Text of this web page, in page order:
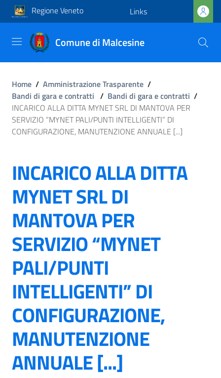
Regione Veneto Links
Comune di Malcesine
Home / Amministrazione Trasparente /
Bandi di gara e contratti / Bandi di gara e contratti /
INCARICO ALLA DITTA MYNET SRL DI MANTOVA PER
SERVIZIO “MYNET PALI/PUNTI INTELLIGENTI” DI
CONFIGURAZIONE, MANUTENZIONE ANNUALE [...]
INCARICO ALLA DITTA
MYNET SRL DI
MANTOVA PER
SERVIZIO “MYNET
PALI/PUNTI
INTELLIGENTI” DI
CONFIGURAZIONE,
MANUTENZIONE
ANNUALE [...]